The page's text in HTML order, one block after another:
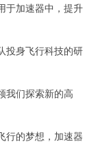
加速器中，提升
身飞行科技的研
们探索新的高
的梦想，加速器